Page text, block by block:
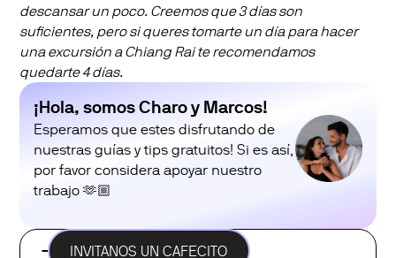
descansar un poco. Creemos que 3 días son
suficientes, pero si queres tomarte un día para hacer
una excursión a Chiang Rai te recomendamos
quedarte 4 días.
¡Hola, somos Charo y Marcos!
Esperamos que estes disfrutando de
nuestras guías y tips gratuitos! Si es así,
por favor considera apoyar nuestro
trabajo 🫶🏼
INVITANOS UN CAFECITO
¿CÓMO IR A CHIANG MAI?